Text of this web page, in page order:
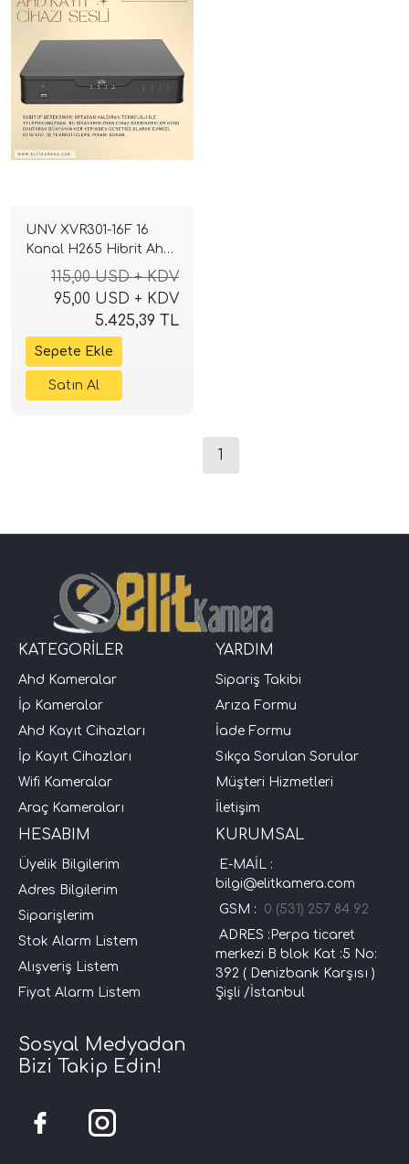
UNV XVR301-16F 16
Kanal H265 Hibrit Ahd
Tvı Cvı Sesli Dvr Kayıt
115,00 USD + KDV
95,00 USD + KDV
5.425,39 TL
1
KATEGORİLER
Ahd Kameralar
İp Kameralar
Ahd Kayıt Cihazları
İp Kayıt Cihazları
Wifi Kameralar
Araç Kameraları
YARDIM
Sipariş Takibi
Arıza Formu
İade Formu
Sıkça Sorulan Sorular
Müşteri Hizmetleri
İletişim
HESABIM
Üyelik Bilgilerim
Adres Bilgilerim
Siparişlerim
Stok Alarm Listem
Alışveriş Listem
Fiyat Alarm Listem
KURUMSAL
E-MAİL :
bilgi@elitkamera.com
GSM : 0 (531) 257 84 92
ADRES :Perpa ticaret
merkezi B blok Kat :5 No:
392 ( Denizbank Karşısı )
Şişli /İstanbul
Sosyal Medyadan
Bizi Takip Edin!